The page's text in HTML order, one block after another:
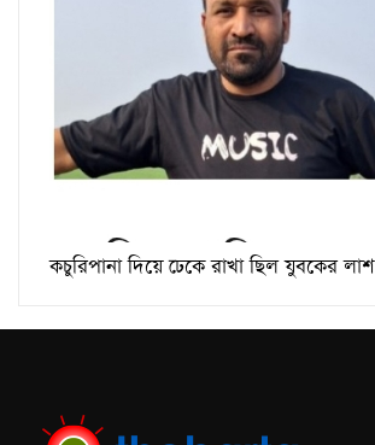
কচুরিপানা দিয়ে ঢেকে রাখা ছিল যুবকের লাশ